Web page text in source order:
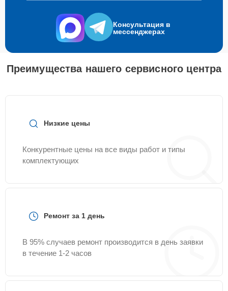
Консультация в
мессенджерах
Преимущества нашего сервисного центра
Низкие цены
Конкурентные цены на все виды работ и типы
комплектующих
Ремонт за 1 день
В 95% случаев ремонт производится в день заявки
в течение 1-2 часов